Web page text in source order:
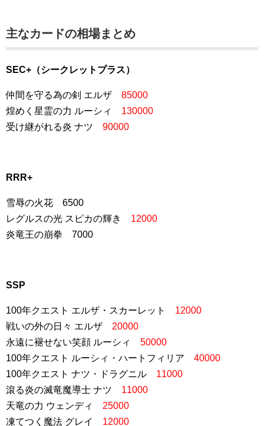
主なカードの相場まとめ
SEC+（シークレットプラス）
仲間を守る為の剣 エルザ 85000
煌めく星霊の力 ルーシィ 130000
受け継がれる炎 ナツ 90000
RRR+
雪辱の火花 6500
レグルスの光 スピカの輝き 12000
炎竜王の崩拳 7000
SSP
100年クエスト エルザ・スカーレット 12000
戦いの外の日々 エルザ 20000
永遠に褪せない笑顔 ルーシィ 50000
100年クエスト ルーシィ・ハートフィリア 40000
100年クエスト ナツ・ドラグニル 11000
滾る炎の滅竜魔導士 ナツ 11000
天竜の力 ウェンディ 25000
凍てつく魔法 グレイ 12000